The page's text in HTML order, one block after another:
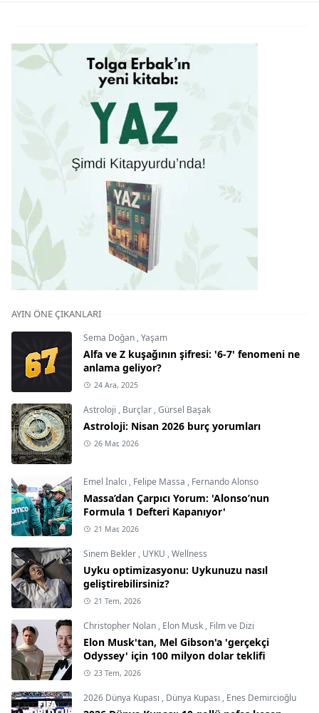
AYIN ÖNE ÇIKANLARI
Sema Doğan ,Yaşam
Alfa ve Z kuşağının şifresi: '6-7' fenomeni ne
anlama geliyor?
24 Ara, 2025
Astroloji , Burçlar ,Gürsel Başak
Astroloji: Nisan 2026 burç yorumları
26 Mar, 2026
Emel İnalcı , Felipe Massa , Fernando Alonso
Massa’dan Çarpıcı Yorum: 'Alonso’nun
Formula 1 Defteri Kapanıyor'
21 Mar, 2026
Sinem Bekler , UYKU ,Wellness
Uyku optimizasyonu: Uykunuzu nasıl
geliştirebilirsiniz?
21 Tem, 2026
Christopher Nolan , Elon Musk , Film ve Dizi
Elon Musk'tan, Mel Gibson'a 'gerçekçi
Odyssey' için 100 milyon dolar teklifi
23 Tem, 2026
2026 Dünya Kupası , Dünya Kupası , Enes Demircioğlu